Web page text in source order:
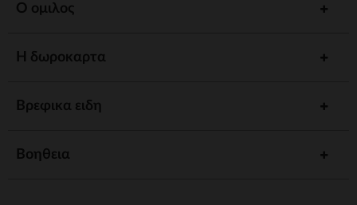
Ο ομιλος
Η δωροκαρτα
Βρεφικα ειδη
Βοηθεια